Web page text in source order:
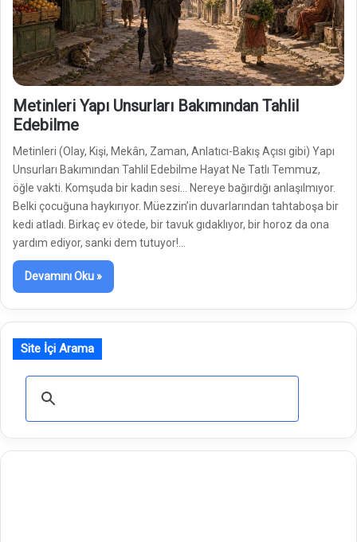
Metinleri Yapı Unsurları Bakımından Tahlil
Edebilme
Metinleri (Olay, Kişi, Mekân, Zaman, Anlatıcı-Bakış Açısı gibi) Yapı
Unsurları Bakımından Tahlil Edebilme Hayat Ne Tatlı Temmuz,
öğle vakti. Komşuda bir kadın sesi… Nereye bağırdığı anlaşılmıyor.
Belki çocuğuna haykırıyor. Müezzin’in duvarlarından tahtaboşa bir
kedi atladı. Birkaç ev ötede, bir tavuk gıdaklıyor, bir horoz da ona
yardım ediyor, sanki dem tutuyor!…
Devamını Oku »
Site İçi Arama